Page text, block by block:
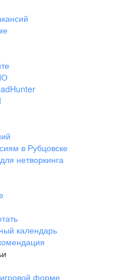
в Рубцовске
нетворкинга
календарь
форме